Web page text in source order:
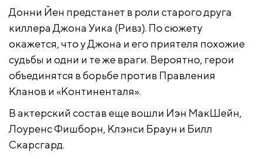
Донни Йен предстанет в роли старого друга
киллера Джона Уика (Ривз). По сюжету
окажется, что у Джона и его приятеля похожие
судьбы и одни и те же враги. Вероятно, герои
объединятся в борьбе против Правления
Кланов и «Континенталя».
В актерский состав еще вошли Иэн МакШейн,
Лоуренс Фишборн, Клэнси Браун и Билл
Скарсгард.